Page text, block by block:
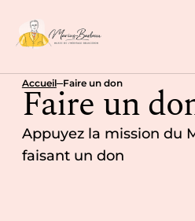
Accueil Faire un don
Faire un
Appuyez la mission du
faisant un don